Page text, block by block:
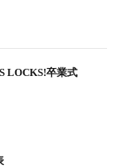
LOCKS!卒業式